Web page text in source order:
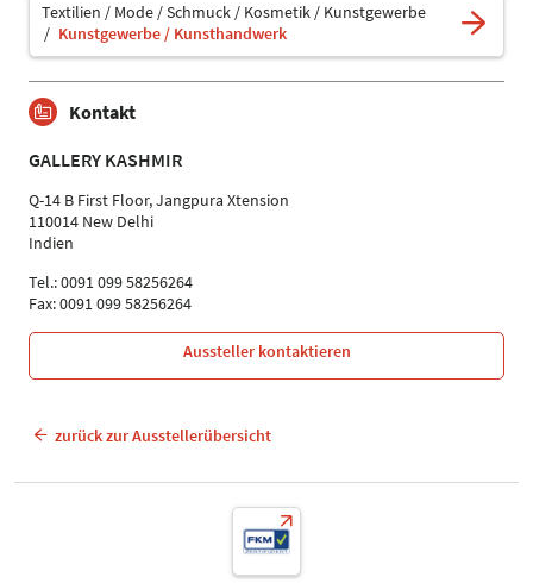
Textilien / Mode / Schmuck / Kosmetik / Kunstgewerbe
Kunstgewerbe / Kunsthandwerk
Kontakt
GALLERY KASHMIR
Q-14 B First Floor, Jangpura Xtension
110014 New Delhi
Indien
Tel.: 0091 099 58256264
Fax: 0091 099 58256264
Aussteller kontaktieren
zurück zur Ausstellerübersicht